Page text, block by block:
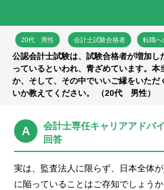
女性会計士の
個別転職相
サービ
20代 男性 会計士試験合格者 転職へ
公認会計士試験は、試験合格者が増加し
っているといわれ、青ざめています。本
か、そして、その中でいいご縁をいただ
いか教えてください。 （20代 男性）
A
会計士専任キャリアアドバ
回答
実は、監査法人に限らず、日本全体
に陥っていることはご存知でしょう